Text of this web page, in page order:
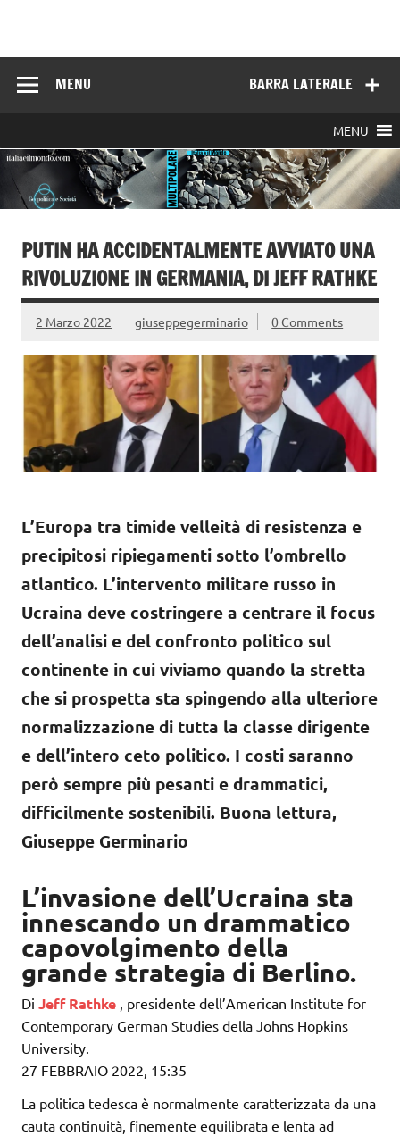
BARRA LATERALE
MENU
MENU
PUTIN HA ACCIDENTALMENTE AVVIATO UNA
RIVOLUZIONE IN GERMANIA, DI JEFF RATHKE
2 Marzo 2022 giuseppegerminario 0 Comments
L’Europa tra timide velleità di resistenza e
precipitosi ripiegamenti sotto l’ombrello
atlantico. L’intervento militare russo in
Ucraina deve costringere a centrare il focus
dell’analisi e del confronto politico sul
continente in cui viviamo quando la stretta
che si prospetta sta spingendo alla ulteriore
normalizzazione di tutta la classe dirigente
e dell’intero ceto politico. I costi saranno
però sempre più pesanti e drammatici,
difficilmente sostenibili. Buona lettura,
Giuseppe Germinario
L’invasione dell’Ucraina sta
innescando un drammatico
capovolgimento della
grande strategia di Berlino.
Di Jeff Rathke , presidente dell’American Institute for
Contemporary German Studies della Johns Hopkins
University.
27 FEBBRAIO 2022, 15:35
La politica tedesca è normalmente caratterizzata da una
cauta continuità, finemente equilibrata e lenta ad